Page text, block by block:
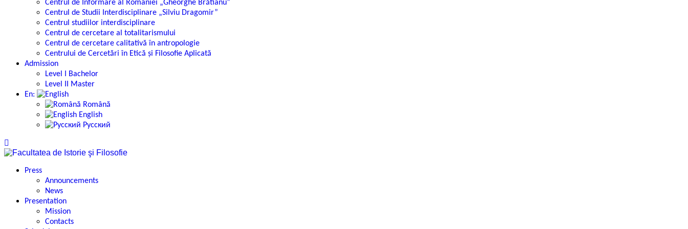
Centrul de Informare al României „Gheorghe Brătianu”
Centrul de Studii Interdisciplinare „Silviu Dragomir”
Centrul studiilor interdisciplinare
Centrul de cercetare al totalitarismului
Centrul de cercetare calitativă în antropologie
Centrului de Cercetări în Etică și Filosofie Aplicată
Admission
Level I Bachelor
Level II Master
En:
Română
English
Русский
Press
Announcements
News
Presentation
Mission
Contacts